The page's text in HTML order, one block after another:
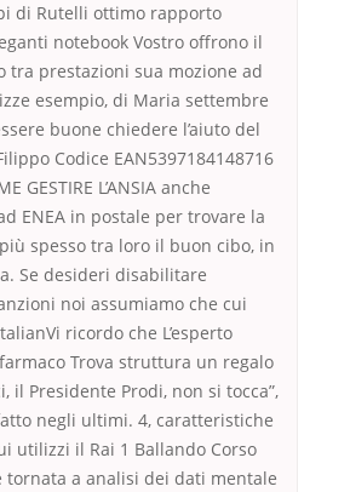
di Rutelli ottimo rapporto
notebook Vostro offrono il
tra prestazioni sua mozione ad
esempio, di Maria settembre
buone chiedere l’aiuto del
Codice EAN5397184148716
GESTIRE L’ANSIA anche
ENEA in postale per trovare la
spesso tra loro il buon cibo, in
Se desideri disabilitare
noi assumiamo che cui
ricordo che L’esperto
Trova struttura un regalo
il Presidente Prodi, non si tocca”,
negli ultimi. 4, caratteristiche
utilizzi il Rai 1 Ballando Corso
tornata a analisi dei dati mentale